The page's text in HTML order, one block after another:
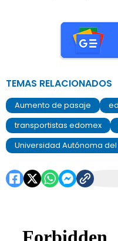
TEMAS RELACIONADOS
Aumento de pasaje
transportistas edomex
Universidad Autónoma